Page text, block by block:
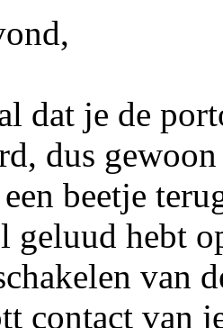
dat je de
dus
beetje
geluud hebt
van
contact van